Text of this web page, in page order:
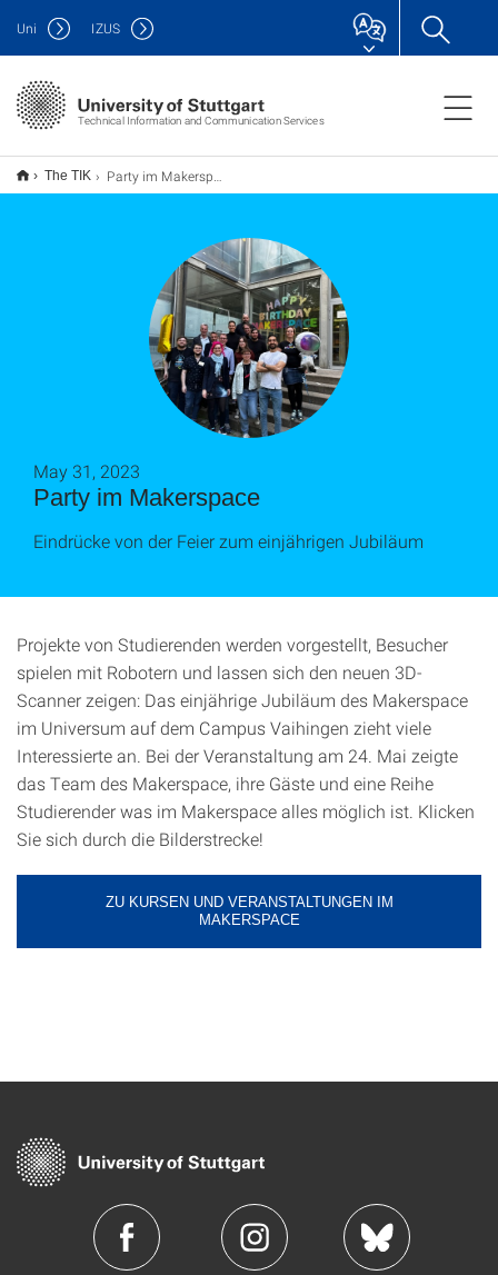
Technical Information and Communication Services
Uni IZUS
The TIK Party im Makerspace
Party im Makerspace
May 31, 2023
Eindrücke von der Feier zum einjährigen Jubiläum
Projekte von Studierenden werden vorgestellt, Besucher
spielen mit Robotern und lassen sich den neuen 3D-
Scanner zeigen: Das einjährige Jubiläum des Makerspace
im Universum auf dem Campus Vaihingen zieht viele
Interessierte an. Bei der Veranstaltung am 24. Mai zeigte
das Team des Makerspace, ihre Gäste und eine Reihe
Studierender was im Makerspace alles möglich ist. Klicken
Sie sich durch die Bilderstrecke!
ZU KURSEN UND VERANSTALTUNGEN IM
MAKERSPACE